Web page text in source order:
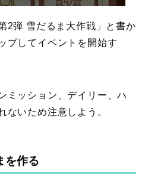
2弾 雪だるま大作戦」と書か
プしてイベントを開始す
ミッション、デイリー、ハ
ないため注意しよう。
を作る